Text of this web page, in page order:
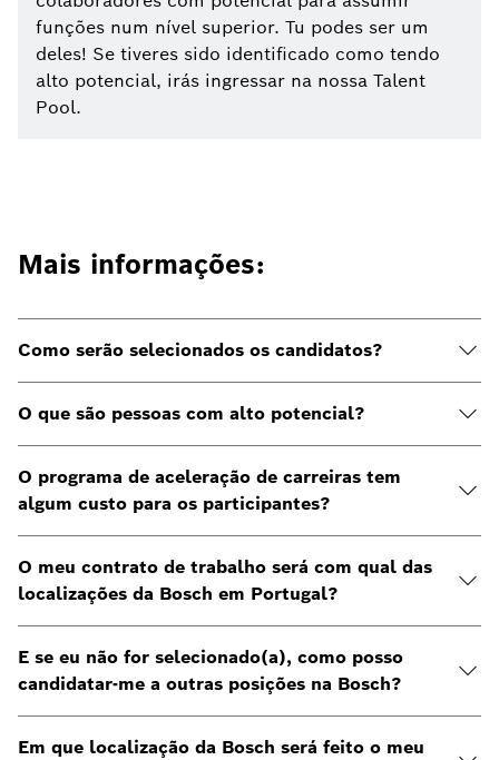
funções num nível superior. Tu podes ser um
deles! Se tiveres sido identificado como tendo
alto potencial, irás ingressar na nossa Talent
Pool.
Mais informações:
Como serão selecionados os candidatos?
O que são pessoas com alto potencial?
O programa de aceleração de carreiras tem
algum custo para os participantes?
O meu contrato de trabalho será com qual das
localizações da Bosch em Portugal?
E se eu não for selecionado(a), como posso
candidatar-me a outras posições na Bosch?
Em que localização da Bosch será feito o meu